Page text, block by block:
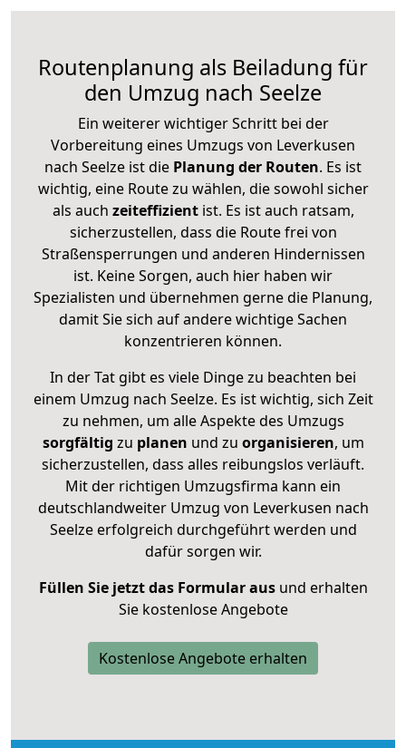
Routenplanung als Beiladung für
den Umzug nach Seelze
Ein weiterer wichtiger Schritt bei der
Vorbereitung eines Umzugs von Leverkusen
nach Seelze ist die Planung der Routen. Es ist
wichtig, eine Route zu wählen, die sowohl sicher
als auch zeiteffizientist. Es ist auch ratsam,
sicherzustellen, dass die Route frei von
Straßensperrungen und anderen Hindernissen
ist. Keine Sorgen, auch hier haben wir
Spezialisten und übernehmen gerne die Planung,
damit Sie sich auf andere wichtige Sachen
konzentrieren können.
In der Tat gibt es viele Dinge zu beachten bei
einem Umzug nach Seelze. Es ist wichtig, sich Zeit
zu nehmen, um alle Aspekte des Umzugs
sorgfältig zu planen und zu organisieren, um
sicherzustellen, dass alles reibungslos verläuft.
Mit der richtigen Umzugsfirma kann ein
deutschlandweiter Umzug von Leverkusen nach
Seelze erfolgreich durchgeführt werden und
dafür sorgen wir.
Füllen Sie jetzt das Formular ausund erhalten
Sie kostenlose Angebote
Kostenlose Angebote erhalten